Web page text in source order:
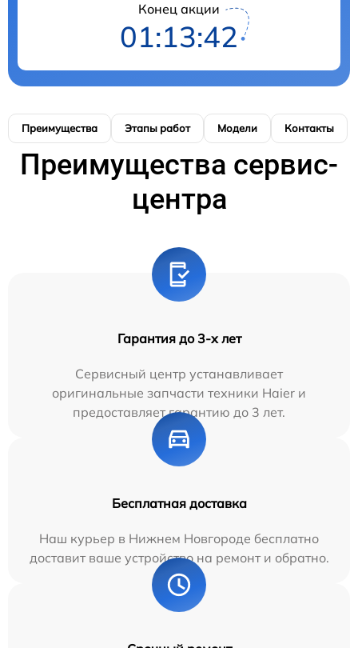
Конец акции
01:13:42
Преимущества Этапы работ Модели Контакты
Преимущества сервис-
центра
Гарантия до 3-х лет
Сервисный центр устанавливает
оригинальные запчасти техники Haier и
предоставляет гарантию до 3 лет.
Бесплатная доставка
Наш курьер в Нижнем Новгороде бесплатно
доставит ваше устройство на ремонт и обратно.